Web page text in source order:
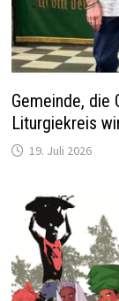
Gemeinde,
Liturgiekreis
19. Juli 2026